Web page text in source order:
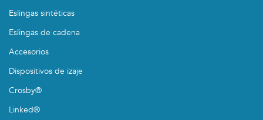
Eslingas sintéticas
Eslingas de cadena
Accesorios
Dispositivos de izaje
Crosby®
Linked®